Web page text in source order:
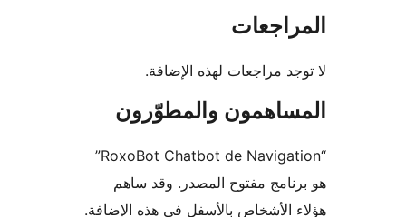
مراجعات لهذه الإضافة.
والمطوّرون
“RoxoBot Chatbot de Navigation”
مفتوح المصدر. وقد ساهم
الأشخاص بالأسفل في هذه الإضافة.